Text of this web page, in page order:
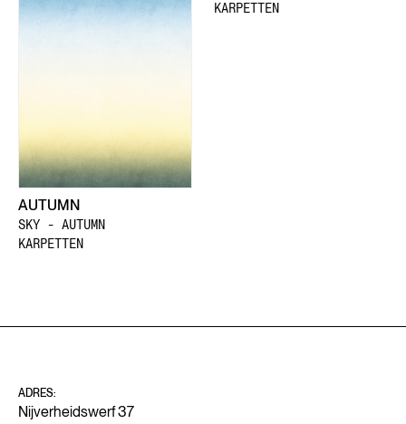
AUTUMN
SKY - AUTUMN
KARPETTEN
KARPETTEN
ADRES:
Nijverheidswerf 37